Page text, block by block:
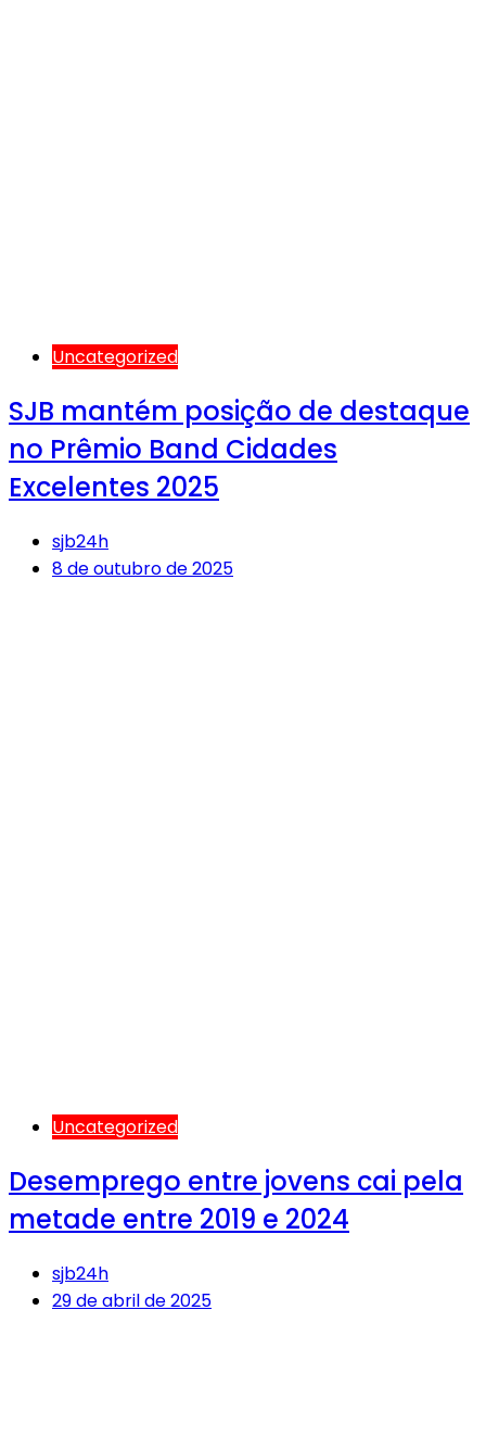
Uncategorized
SJB mantém posição de destaque
no Prêmio Band Cidades
Excelentes 2025
sjb24h
8 de outubro de 2025
Uncategorized
Desemprego entre jovens cai pela
metade entre 2019 e 2024
sjb24h
29 de abril de 2025